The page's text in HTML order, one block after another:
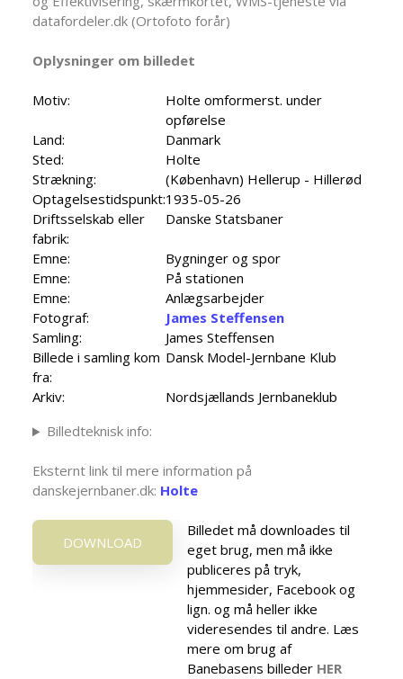
datafordeler.dk (Ortofoto forår)
Oplysninger om billedet
Motiv:
Holte omformerst. under
opførelse
Land:
Danmark
Sted:
Holte
Strækning:
(København) Hellerup - Hillerød
Optagelsestidspunkt:1935-05-26
Driftsselskab eller
fabrik:
Danske Statsbaner
Emne:
Bygninger og spor
Emne:
På stationen
Emne:
Anlægsarbejder
Fotograf:
James Steffensen
Samling:
James Steffensen
Billede i samling kom
fra:
Dansk Model-Jernbane Klub
Arkiv:
Nordsjællands Jernbaneklub
Billedteknisk info:
Eksternt link til mere information på
danskejernbaner.dk: Holte
DOWNLOAD
Billedet må downloades til
eget brug, men må ikke
publiceres på tryk,
hjemmesider, Facebook og
lign. og må heller ikke
videresendes til andre. Læs
mere om brug af
Banebasens billeder HER